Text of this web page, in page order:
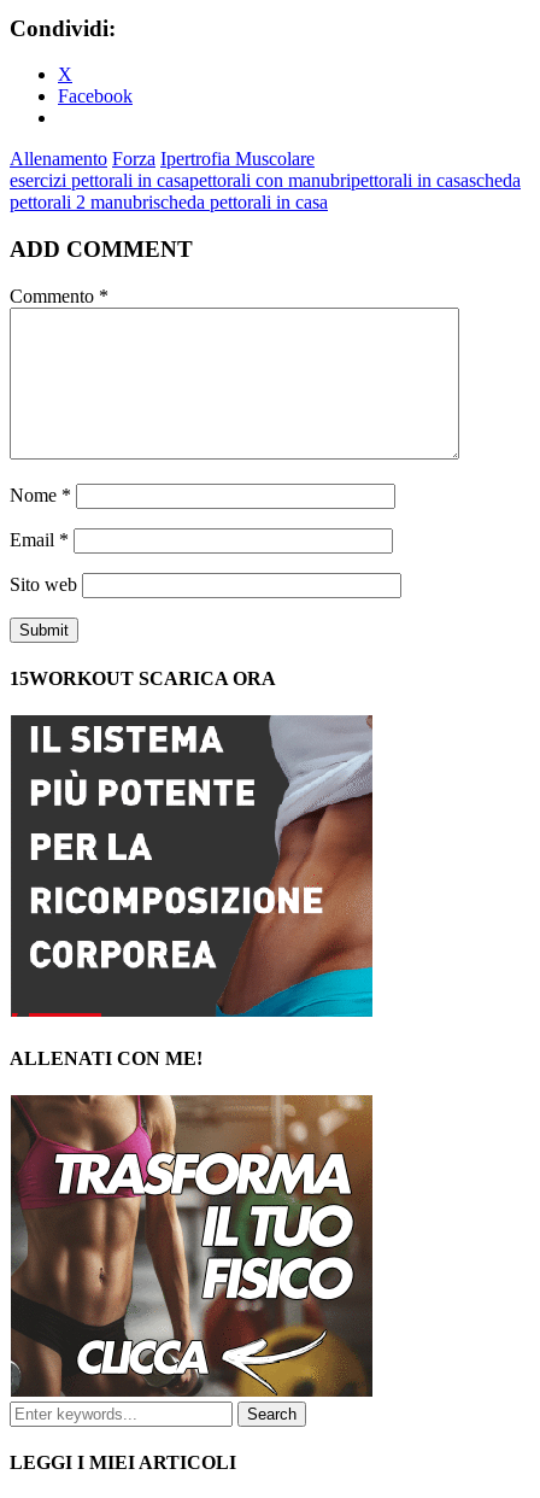
Condividi:
X
Facebook
Allenamento Forza Ipertrofia Muscolare
esercizi pettorali in casapettorali con manubripettorali in casascheda
pettorali 2 manubrischeda pettorali in casa
ADD COMMENT
Commento *
Nome *
Email *
Sito web
15WORKOUT SCARICA ORA
ALLENATI CON ME!
LEGGI I MIEI ARTICOLI